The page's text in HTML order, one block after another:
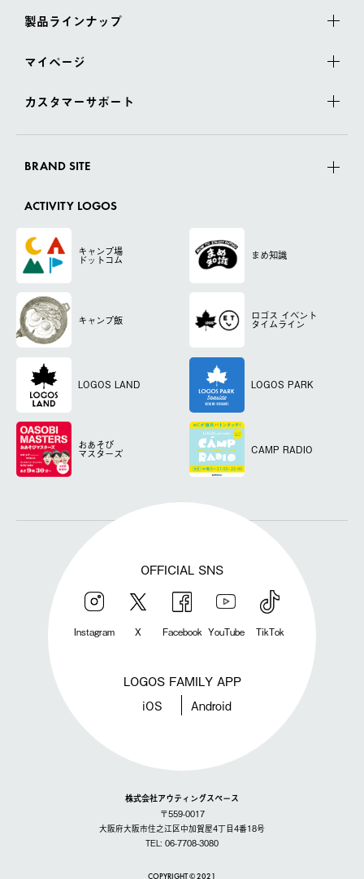
製品ラインナップ
マイページ
カスタマーサポート
BRAND SITE
ACTIVITY LOGOS
キャンプ場
ドットコム まめ知識
キャンプ飯 ロゴス イベント
タイムライン
LOGOS LAND LOGOS PARK
おあそび
マスターズ CAMP RADIO
OFFICIAL SNS
Instagram X Facebook YouTube TikTok
LOGOS FAMILY APP
iOS Android
株式会社アウティングスペース
〒559-0017
大阪府大阪市住之江区中加賀屋4丁目4番18号
TEL: 06-7708-3080